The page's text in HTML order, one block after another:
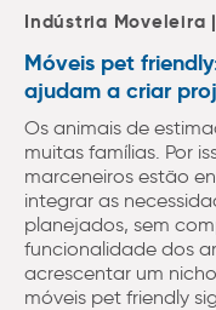
Indústria Moveleira
Móveis pet
ajudam a criar
Os animais de
muitas famílias. Por
marceneiros estão
integrar as
planejados, sem
funcionalidade dos
acrescentar um
móveis pet friendly